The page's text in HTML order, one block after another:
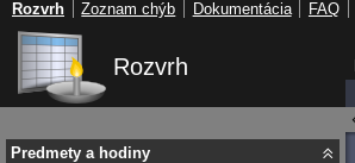
Rozvrh
Predmety a hodiny
Rozvrh Zoznam chýb Dokumentácia FAQ